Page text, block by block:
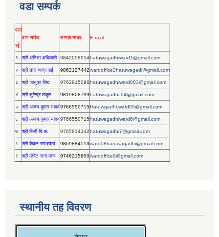
वडा सम्पर्क
वडा
नं.
वडा सचिव सम्पर्क नम्वरः- E-mail
१ श्री अनिता अधिकारी 9842008954hatuwagadhiward1@gmail.com
२ श्री तारा चन्द्र राई 9862127442wardoffice2hatuwagadi@gmail.com
३ श्री जानुका बिष्ट 9762915096hatuwagadhiward003@gmail.com
४ श्री सुरेन्द्र ठाकुर 9819808799hatuwagadhi.04@gmail.com
५ श्री अजय कुमार यादव9766550715Hatuwgadhi.ward05@gmail.com
६ श्री अजय कुमार यादव9766550715hatuwagadhiward6@gmail.com
७ श्री बिर्जी बि.क. 9765614342hatuwagadhi7@gmail.com
८ श्री केवल उपाध्याय 9869884513ward08hatuwagadhi@gmail.com
९ श्री मंगोल राना मगर 9746215600wardoffice9@gmail.com
स्थानीय तह विवरण